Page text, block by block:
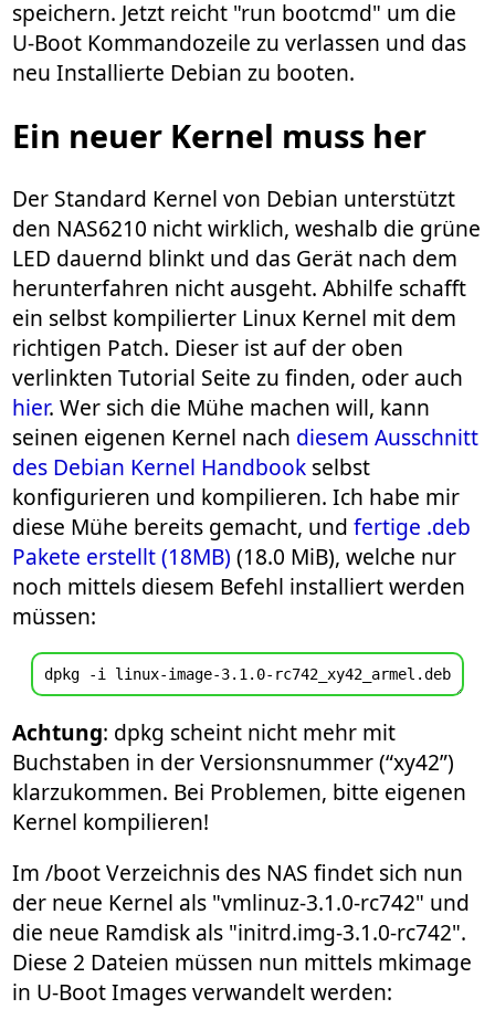
speichern. Jetzt reicht "run bootcmd" um die
U-Boot Kommandozeile zu verlassen und das
neu Installierte Debian zu booten.
Ein neuer Kernel muss her
Der Standard Kernel von Debian unterstützt
den NAS6210 nicht wirklich, weshalb die grüne
LED dauernd blinkt und das Gerät nach dem
herunterfahren nicht ausgeht. Abhilfe schafft
ein selbst kompilierter Linux Kernel mit dem
richtigen Patch. Dieser ist auf der oben
verlinkten Tutorial Seite zu finden, oder auch
hier. Wer sich die Mühe machen will, kann
seinen eigenen Kernel nach diesem Ausschnitt
des Debian Kernel Handbook selbst
konfigurieren und kompilieren. Ich habe mir
diese Mühe bereits gemacht, undfertige .deb
Pakete erstellt (18MB) (18.0 MiB), welche nur
noch mittels diesem Befehl installiert werden
müssen:
Achtung: dpkg scheint nicht mehr mit
Buchstaben in der Versionsnummer (“xy42”)
klarzukommen. Bei Problemen, bitte eigenen
Kernel kompilieren!
Im /boot Verzeichnis des NAS findet sich nun
der neue Kernel als "vmlinuz-3.1.0-rc742" und
die neue Ramdisk als "initrd.img-3.1.0-rc742".
Diese 2 Dateien müssen nun mittels mkimage
in U-Boot Images verwandelt werden: